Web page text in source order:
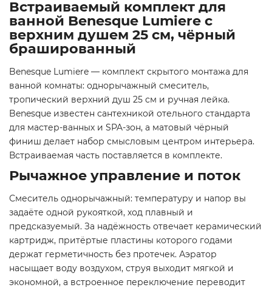
Встраиваемый комплект для
ванной Benesque Lumiere с
верхним душем 25 см, чёрный
брашированный
Benesque Lumiere — комплект скрытого монтажа для
ванной комнаты: однорычажный смеситель,
тропический верхний душ 25 см и ручная лейка.
Benesque известен сантехникой отельного стандарта
для мастер-ванных и SPA-зон, а матовый чёрный
финиш делает набор смысловым центром интерьера.
Встраиваемая часть поставляется в комплекте.
Рычажное управление и поток
Смеситель однорычажный: температуру и напор вы
задаёте одной рукояткой, ход плавный и
предсказуемый. За надёжность отвечает керамический
картридж, притёртые пластины которого годами
держат герметичность без протечек. Аэратор
насыщает воду воздухом, струя выходит мягкой и
экономной, а встроенное переключение переводит